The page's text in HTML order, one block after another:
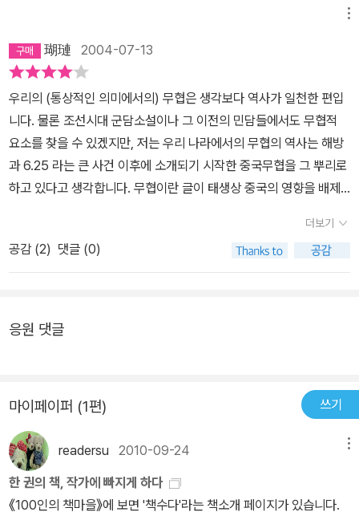
瑚璉 2004-07-13
우리의 (통상적인 의미에서의) 무협은 생각보다 역사가 일천한 편입
니다. 물론 조선시대 군담소설이나 그 이전의 민담들에서도 무협적
요소를 찾을 수 있겠지만, 저는 우리 나라에서의 무협의 역사는 해방
과 6.25 라는 큰 사건 이후에 소개되기 시작한 중국무협을 그 뿌리로
하고 있다고 생각합니다. 무협이란 글이 태생상 중국의 영향을 배제
었고, 금용 (개인적으로 김용이라는 표현을 싫어해서요)의 글이 붐을
일으키는 동안, 무와 협과는 관계가 먼 내용으로 이어져 갔던 것이 소
위 한국 무협의 주소였던 거지요.이런 상황이 극적으로 변화한 것은
다 (물론 논하는 사람에 따라 서효원이나 금강을 기점삼아 말할 수도
첫 작품이 이 '대도오'입니다. '대도오'만 놓고보면 이전 한국 무협들의
개연성 부족을 고치기 위해 되도록 기연을 없애려고 노력한 흔적이
뚜렷한데 (실제로 이번 개정판에서는 이런 측면에서 일부 수정되어
있더군요. 마지막 결투 장면도 조금 바뀌었고...), 요즘의 시각에서 보
자면 조금 상투적으로 보이는 것도 당시에는 굉장히 참신했을 것이라
는 걸 감안해서 보시기 바랍니다. 어쨌건 그 이후로 좌백은 지금까지
더보기
공감 (2) 댓글 (0)
응원 댓글
마이페이퍼 (1편) 쓰기
readersu 2010-09-24
한 권의 책, 작가에 빠지게 하다
《100인의 책마을》에 보면 '책수다'라는 책소개 페이지가 있습니다.